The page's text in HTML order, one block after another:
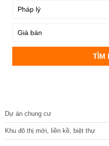
Dự án chung cư
Khu đô thị mới, liền kề, biệt thự